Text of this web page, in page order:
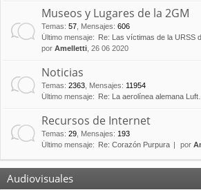
Museos y Lugares de la 2GM
Temas: 57 Mensajes: 606
Último mensaje:
Re: Las víctimas de la URSS
por Amelletti , 26 06 2020
Noticias
Temas: 2363 Mensajes: 11954
Último mensaje:
Re: La aerolínea alemana Luft…
Recursos de Internet
Temas: 29 Mensajes: 193
Último mensaje:
Re: Corazón Purpura por
Audiovisuales